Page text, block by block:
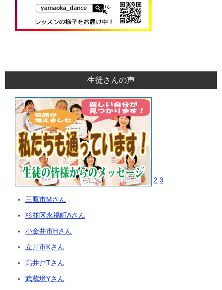
生徒さんの声
2 3
三鷹市Mさん
杉並区永福町Aさん
小金井市Hさん
立川市Kさん
高井戸Tさん
武蔵境Yさん